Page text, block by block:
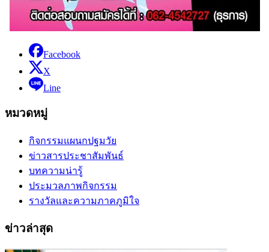
Facebook
X
Line
หมวดหมู่
กิจกรรมแผนกปฐมวัย
ข่าวสารประชาสัมพันธ์
บทความน่ารู้
ประมวลภาพกิจกรรม
รางวัลและความภาคภูมิใจ
ข่าวล่าสุด